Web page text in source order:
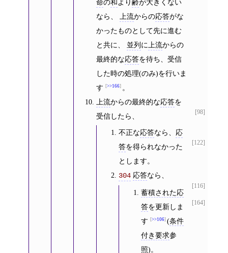
命の和 より齢が大きくない
なら、
上流からの応答がな
かったものとして先に進む
と共に、 並列 に 上流からの
最終的な応答を待ち、受信
した時の処理(のみ)を行いま
す
>>166 。
[98]
上流からの最終的な応答を
受信したら、
[122]
不正な応答なら、 応
答を得られなかった
とします。
[116]
304 応答なら、
[164]
蓄積された応
答を更新しま
す
>>106 (条件
付き要求参
照)。